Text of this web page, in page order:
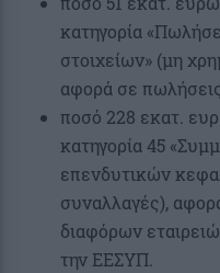
κατηγορία
στοιχείων» (μη
αφορά σε
ποσό 228 εκατ.
κατηγορία 45
επενδυτικών
συναλλαγές),
διαφόρων
την ΕΕΣΥΠ.